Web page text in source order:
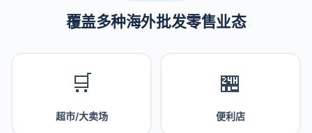
覆盖多种海外批发零售业态
🛒
超市/大卖场
🏪
便利店